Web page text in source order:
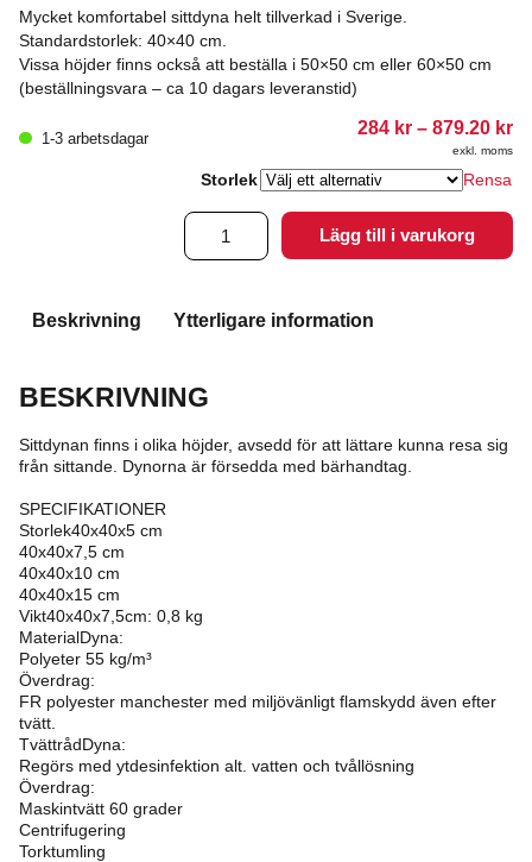
Mycket komfortabel sittdyna helt tillverkad i Sverige.
Standardstorlek: 40×40 cm.
Vissa höjder finns också att beställa i 50×50 cm eller 60×50 cm
(beställningsvara – ca 10 dagars leveranstid)
1-3 arbetsdagar
284 kr – 879.20 kr
exkl. moms
Storlek Rensa
Förhöjningsdyna
Bima
mängd
Lägg till i varukorg
Beskrivning Ytterligare information
BESKRIVNING
Sittdynan finns i olika höjder, avsedd för att lättare kunna resa sig
från sittande. Dynorna är försedda med bärhandtag.
SPECIFIKATIONER
Storlek40x40x5 cm
40x40x7,5 cm
40x40x10 cm
40x40x15 cm
Vikt40x40x7,5cm: 0,8 kg
MaterialDyna:
Polyeter 55 kg/m³
Överdrag:
FR polyester manchester med miljövänligt flamskydd även efter
tvätt.
TvättrådDyna:
Regörs med ytdesinfektion alt. vatten och tvållösning
Överdrag:
Maskintvätt 60 grader
Centrifugering
Torktumling